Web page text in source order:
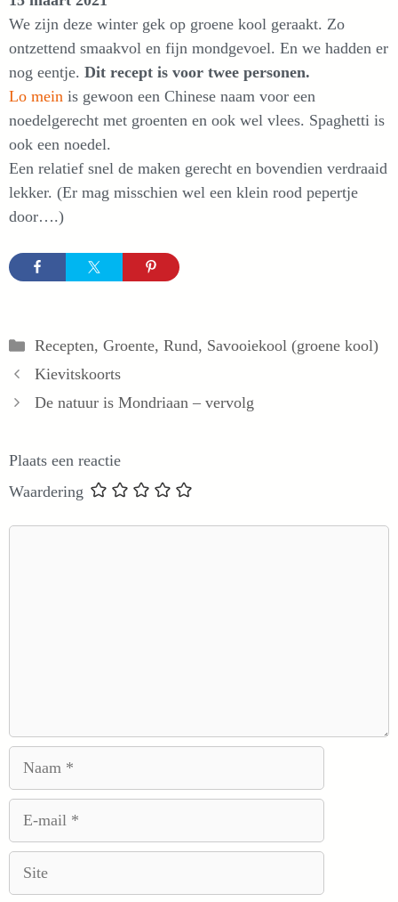
We zijn deze winter gek op groene kool geraakt. Zo
ontzettend smaakvol en fijn mondgevoel. En we hadden er
nog eentje. Dit recept is voor twee personen.
Lo mein is gewoon een Chinese naam voor een
noedelgerecht met groenten en ook wel vlees. Spaghetti is
ook een noedel.
Een relatief snel de maken gerecht en bovendien verdraaid
lekker. (Er mag misschien wel een klein rood pepertje
door….)
Categorieën
Recepten, Groente, Rund, Savooiekool (groene kool)
Kievitskoorts
De natuur is Mondriaan – vervolg
Plaats een reactie
Waardering